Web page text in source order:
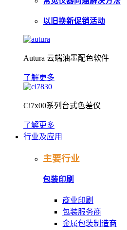
以旧换新促销活动
Autura 云端油墨配色软件
了解更多
Ci7x00系列台式色差仪
了解更多
行业及应用
主要行业
包装印刷
商业印刷
包装服务商
金属包装制造商